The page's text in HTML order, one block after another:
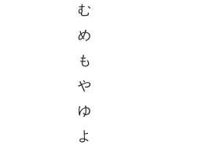
む
め
も
や
ゆ
よ